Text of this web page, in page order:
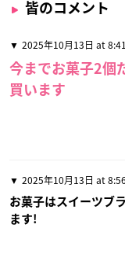
皆のコメント
2025年10月13日 at
今までお菓子2個
買います
2025年10月13日 at
お菓子はスイーツブ
ます!